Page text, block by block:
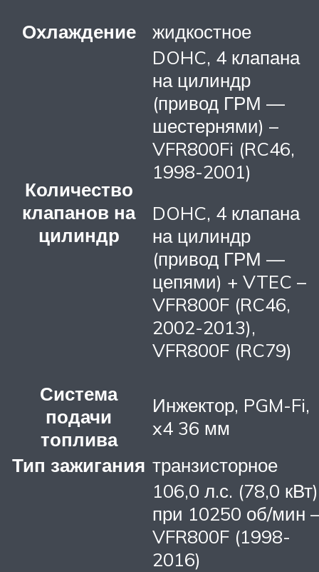
Охлаждение
жидкостное
Количество
клапанов на
цилиндр
DOHC, 4 клапана
на цилиндр
(привод ГРМ —
шестернями) –
VFR800Fi (RC46,
1998-2001)
DOHC, 4 клапана
на цилиндр
(привод ГРМ —
цепями) + VTEC –
VFR800F (RC46,
2002-2013),
VFR800F (RC79)
Система
подачи
топлива
Инжектор, PGM-Fi,
x4 36 мм
Тип зажигания транзисторное
106,0 л.с. (78,0 кВт)
при 10250 об/мин –
VFR800F (1998-
2016)